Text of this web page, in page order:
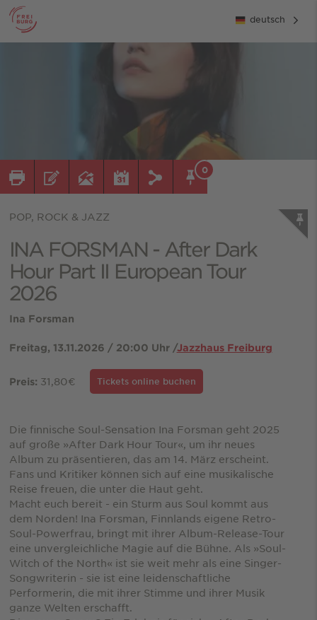
deutsch
0
POP, ROCK & JAZZ
INA FORSMAN - After Dark
Hour Part II European Tour
2026
Ina Forsman
Freitag, 13.11.2026 / 20:00 Uhr /Jazzhaus Freiburg
Preis: 31,80€ Tickets online buchen
Die finnische Soul-Sensation Ina Forsman geht 2025
auf große »After Dark Hour Tour«, um ihr neues
Album zu präsentieren, das am 14. März erscheint.
Fans und Kritiker können sich auf eine musikalische
Reise freuen, die unter die Haut geht.
Macht euch bereit - ein Sturm aus Soul kommt aus
dem Norden! Ina Forsman, Finnlands eigene Retro-
Soul-Powerfrau, bringt mit ihrer Album-Release-Tour
eine unvergleichliche Magie auf die Bühne. Als »Soul-
Witch of the North« ist sie weit mehr als eine Singer-
Songwriterin - sie ist eine leidenschaftliche
Performerin, die mit ihrer Stimme und ihrer Musik
ganze Welten erschafft.